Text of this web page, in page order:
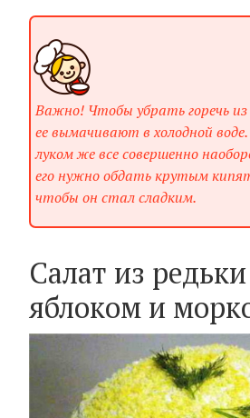
Важно! Чтобы убрать горечь из
ее вымачивают в холодной
луком же все совершенно
его нужно обдать крутым
чтобы он стал сладким.
Салат из
яблоком и